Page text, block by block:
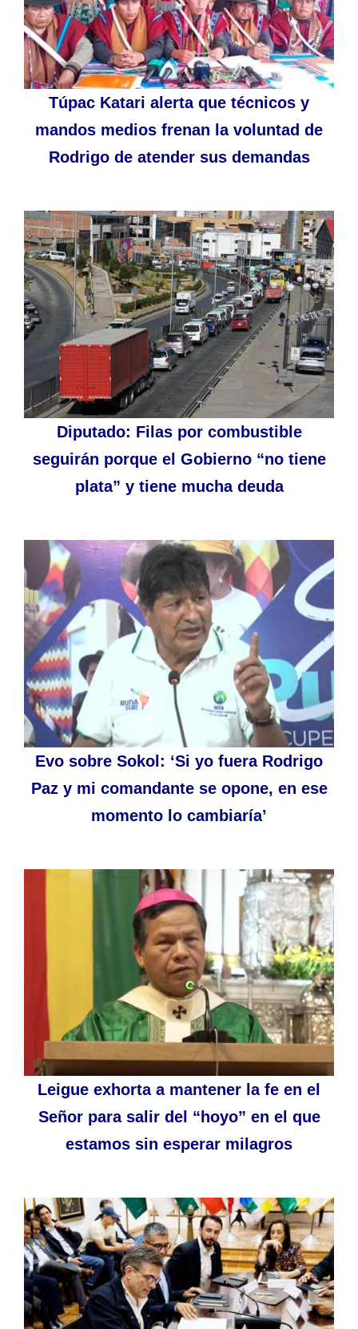
Túpac Katari alerta que técnicos y
mandos medios frenan la voluntad de
Rodrigo de atender sus demandas
Diputado: Filas por combustible
seguirán porque el Gobierno “no tiene
plata” y tiene mucha deuda
Evo sobre Sokol: ‘Si yo fuera Rodrigo
Paz y mi comandante se opone, en ese
momento lo cambiaría’
Leigue exhorta a mantener la fe en el
Señor para salir del “hoyo” en el que
estamos sin esperar milagros